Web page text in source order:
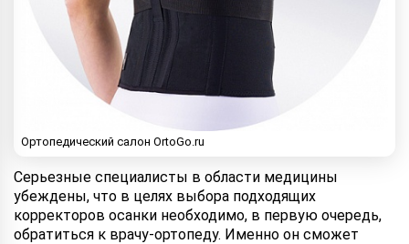
Ортопедический салон OrtoGo.ru
Серьезные специалисты в области медицины
убеждены, что в целях выбора подходящих
корректоров осанки необходимо, в первую очередь,
обратиться к врачу-ортопеду. Именно он сможет